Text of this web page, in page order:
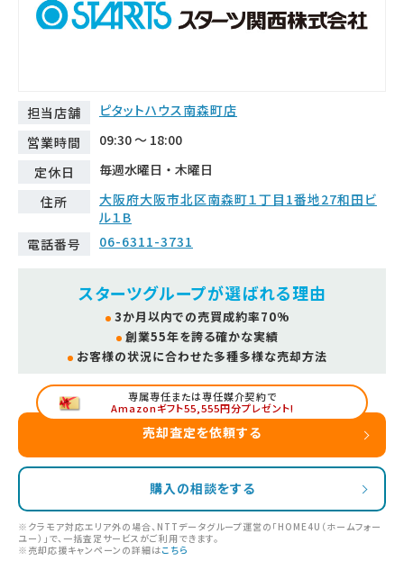
担当店舗
ピタットハウス南森町店
営業時間
09:30 ～ 18:00
定休日
毎週水曜日・木曜日
住所
大阪府大阪市北区南森町１丁目1番地27和田ビ
ル１B
電話番号
06-6311-3731
スターツグループが選ばれる理由
3か月以内での売買成約率70%
創業55年を誇る確かな実績
お客様の状況に合わせた多種多様な売却方法
専属専任または専任媒介契約で
Amazonギフト55,555円分プレゼント!
売却査定を依頼する
購入の相談をする
※クラモア対応エリア外の場合、NTTデータグループ運営の「HOME4U（ホームフォー
ユー）」で、一括査定サービスがご利用できます。
※売却応援キャンペーンの詳細はこちら